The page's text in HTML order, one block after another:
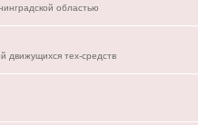
областью
движущихся тех-средств